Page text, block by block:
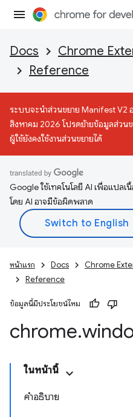
Docs Chrome
Reference
ระบบจะนำส่วนขยาย Manifest V2
สิงหาคม 2026 โปรดย้ายข้อมูลส่วน
ผู้ใช้ยังคงใช้งานส่วนขยายได้
Google ใช้เทคโนโลยี AI เพื่อแปล
โดย AI อาจมีข้อผิดพลาด
หน้าแรก Docs Chrome
Reference
ข้อมูลนี้มีประโยชน์ไหม
chrome.
ในหน้านี้
คำอธิบาย